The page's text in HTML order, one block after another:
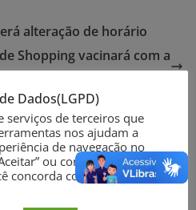
alteração de horário
Shopping vacinará com a
não será publicado.Campos
Dados(LGPD)
serviços de terceiros que
nos ajudam a
de navegação no
ou continuar a
concorda com o uso de